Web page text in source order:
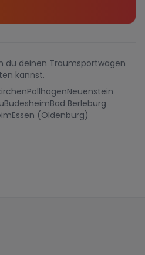
du deinen Traumsportwagen
kannst.
PollhagenNeuenstein
BüdesheimBad Berleburg
Essen (Oldenburg)